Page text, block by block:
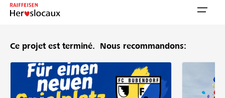
Inhalt
Ce projet est terminé. Nous recommandons: